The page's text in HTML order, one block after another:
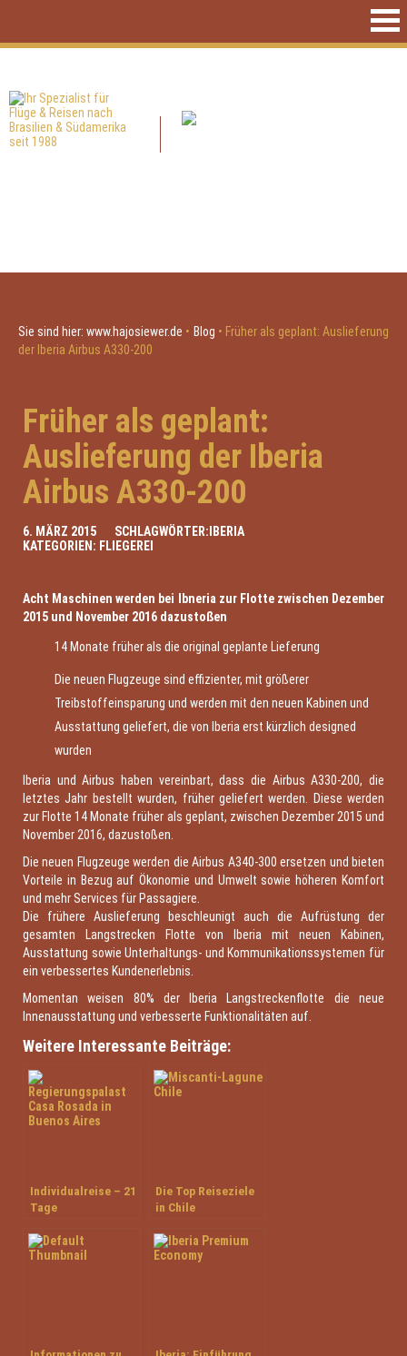
Sie sind hier:www.hajosiewer.de • Blog • Früher als geplant: Auslieferung
der Iberia Airbus A330-200
Früher als geplant:
Auslieferung der Iberia
Airbus A330-200
6. MÄRZ 2015 SCHLAGWÖRTER: IBERIA
KATEGORIEN: FLIEGEREI
Acht Maschinen werden bei Ibneria zur Flotte zwischen Dezember
2015 und November 2016 dazustoßen
14 Monate früher als die original geplante Lieferung
Die neuen Flugzeuge sind effizienter, mit größerer
Treibstoffeinsparung und werden mit den neuen Kabinen und
Ausstattung geliefert, die von Iberia erst kürzlich designed
wurden
Iberia und Airbus haben vereinbart, dass die Airbus A330-200, die
letztes Jahr bestellt wurden, früher geliefert werden. Diese werden
zur Flotte 14 Monate früher als geplant, zwischen Dezember 2015 und
November 2016, dazustoßen.
Die neuen Flugzeuge werden die Airbus A340-300 ersetzen und bieten
Vorteile in Bezug auf Ökonomie und Umwelt sowie höheren Komfort
und mehr Services für Passagiere.
Die frühere Auslieferung beschleunigt auch die Aufrüstung der
gesamten Langstrecken Flotte von Iberia mit neuen Kabinen,
Ausstattung sowie Unterhaltungs- und Kommunikationssystemen für
ein verbessertes Kundenerlebnis.
Momentan weisen 80% der Iberia Langstreckenflotte die neue
Innenausstattung und verbesserte Funktionalitäten auf.
Weitere Interessante Beiträge:
Individualreise – 21
Tage
Argentinien
Die Top Reiseziele
in Chile